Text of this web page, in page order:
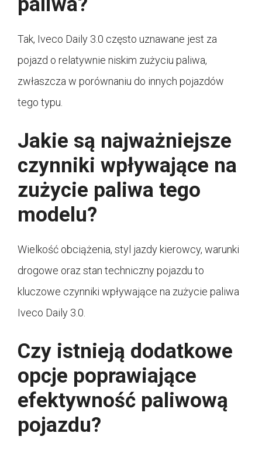
Tak, Iveco Daily 3.0 często uznawane jest za
pojazd o relatywnie niskim zużyciu paliwa,
zwłaszcza w porównaniu do innych pojazdów
tego typu.
Jakie są najważniejsze
czynniki wpływające na
zużycie paliwa tego
modelu?
Wielkość obciążenia, styl jazdy kierowcy, warunki
drogowe oraz stan techniczny pojazdu to
kluczowe czynniki wpływające na zużycie paliwa
Iveco Daily 3.0.
Czy istnieją dodatkowe
opcje poprawiające
efektywność paliwową
pojazdu?